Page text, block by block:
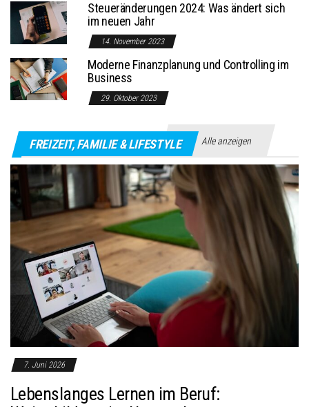
Steueränderungen 2024: Was ändert sich
im neuen Jahr
14. November 2023
Moderne Finanzplanung und Controlling im
Business
29. Oktober 2023
FREIZEIT, FAMILIE & LIFESTYLE Alle anzeigen
7. Juni 2026
Lebenslanges Lernen im Beruf: